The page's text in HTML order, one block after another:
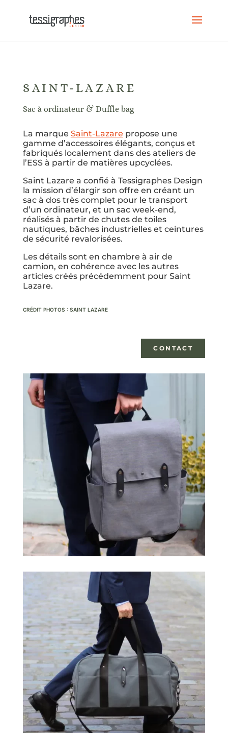
SAINT-LAZARE
Sac à ordinateur & Duffle bag
La marque Saint-Lazare propose une
gamme d’accessoires élégants, conçus et
fabriqués localement dans des ateliers de
l’ESS à partir de matières upcyclées.
Saint Lazare a confié à Tessigraphes Design
la mission d’élargir son offre en créant un
sac à dos très complet pour le transport
d’un ordinateur, et un sac week-end,
réalisés à partir de chutes de toiles
nautiques, bâches industrielles et ceintures
de sécurité revalorisées.
Les détails sont en chambre à air de
camion, en cohérence avec les autres
articles créés précédemment pour Saint
Lazare.
CRÉDIT PHOTOS : SAINT LAZARE
CONTACT